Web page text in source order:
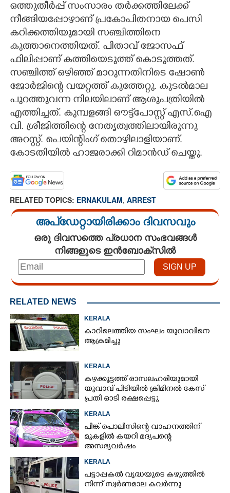
ഒത്തുതീർപ്പ് സംസാരം തർക്കത്തിലേക്ക്
നീങ്ങിയപ്പോഴാണ് പ്രകോപിതനായ പെസി
കറിക്കത്തിയുമായി സഞ്ചിത്തിനെ
കുത്താനെത്തിയത്. പിതാവ് ജോസഫ്
ഫിലിപ്പാണ് കത്തിയെടുത്ത് കൊടുത്തത്.
സഞ്ചിത്ത് ഒഴിഞ്ഞ് മാറുന്നതിനിടെ ഷോൺ
ജോർജിന്റെ വയറ്റത്ത് കുത്തേറ്റു. കുടൽമാല
പുറത്തുവന്ന നിലയിലാണ് ആശുപത്രിയിൽ
എത്തിച്ചത്. കുമ്പളങ്ങി​ ഔട്ട്പോസ്റ്റ് എസ്.ഐ
വി. ശ്രീജിത്തിന്റെ നേതൃത്വത്തിലായിരുന്നു
അറസ്റ്റ്. പെയിന്റിംഗ് തൊഴിലാളിയാണ്.
കോടതിയിൽ ഹാജരാക്കി റിമാൻഡ് ചെയ്തു.
RELATED TOPICS: ERNAKULAM, ARREST
അപ്ഡേറ്റായിരിക്കാം ദിവസവും
ഒരു ദിവസത്തെ പ്രധാന സംഭവങ്ങൾ
നിങ്ങളുടെ ഇൻബോക്സിൽ
RELATED NEWS
KERALA
കാറിലെത്തിയ സംഘം യുവാവിനെ
ആക്രമിച്ചു
KERALA
കഴക്കൂട്ടത്ത് രാസലഹരിയുമായി
യുവാവ് പിടിയിൽ ക്രിമിനൽ കേസ്
പ്രതി ഓടി രക്ഷപ്പെട്ടു
KERALA
പിങ്ക് പൊലീസിന്റെ വാഹനത്തിന്
മുകളിൽ കയറി മദ്യപന്റെ
അസഭ്യവ‌ർഷം
KERALA
പട്ടാപ്പകൽ വൃദ്ധയുടെ കഴുത്തിൽ
നിന്ന് സ്വർണമാല കവർന്നു